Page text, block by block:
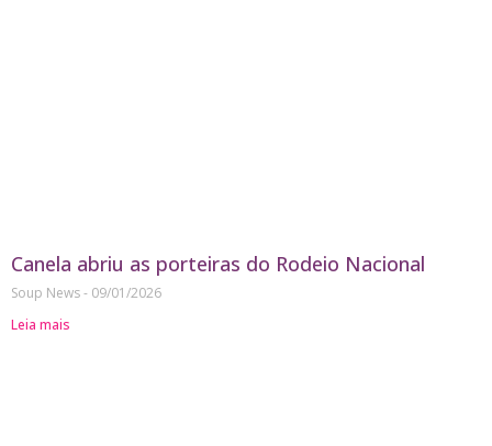
Canela abriu as porteiras do Rodeio Nacional
Soup News
09/01/2026
Leia mais